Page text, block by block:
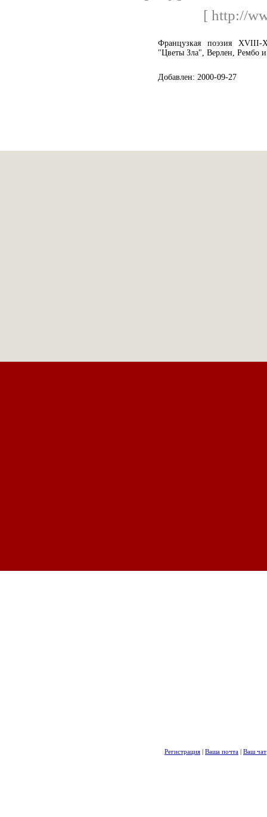
[ http://
Французкая поэзия XVIII-
"Цветы Зла", Верлен, Рембо
Добавлен: 2000-09-27
Регистрация | Ваша почта | Ваш чат